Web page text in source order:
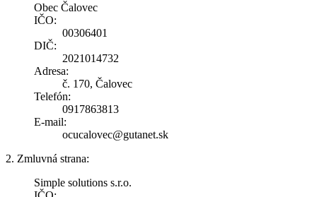
Obec Čalovec
IČO:
00306401
DIČ:
2021014732
Adresa:
č. 170, Čalovec
Telefón:
0917863813
E-mail:
ocucalovec@gutanet.sk
2. Zmluvná strana:
Simple solutions s.r.o.